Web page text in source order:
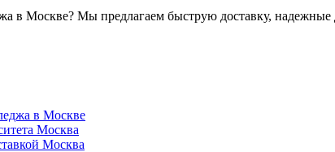
в Москве? Мы предлагаем быструю доставку, надежные
в Москве
Москва
Москва